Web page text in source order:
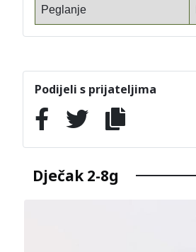
Peglanje
Podijeli s prijateljima
Dječak 2-8g